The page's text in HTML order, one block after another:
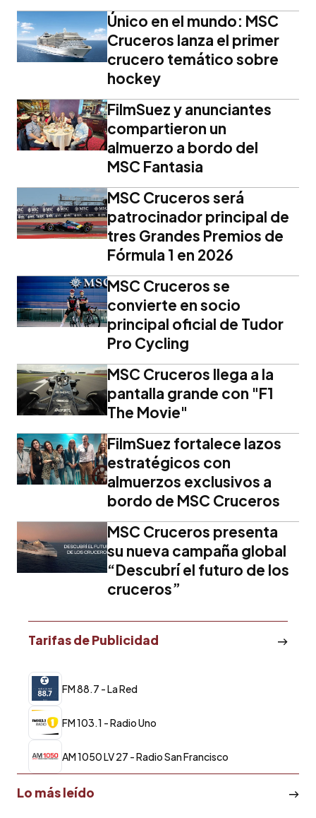
Único en el mundo: MSC
Cruceros lanza el primer
crucero temático sobre
hockey
FilmSuez y anunciantes
compartieron un
almuerzo a bordo del
MSC Fantasia
MSC Cruceros será
patrocinador principal de
tres Grandes Premios de
Fórmula 1 en 2026
MSC Cruceros se
convierte en socio
principal oficial de Tudor
Pro Cycling
MSC Cruceros llega a la
pantalla grande con "F1
The Movie"
FilmSuez fortalece lazos
estratégicos con
almuerzos exclusivos a
bordo de MSC Cruceros
MSC Cruceros presenta
su nueva campaña global
“Descubrí el futuro de los
cruceros”
Tarifas de Publicidad
FM 88.7 - La Red
FM 103.1 - Radio Uno
AM 1050 LV 27 - Radio San Francisco
Lo más leído